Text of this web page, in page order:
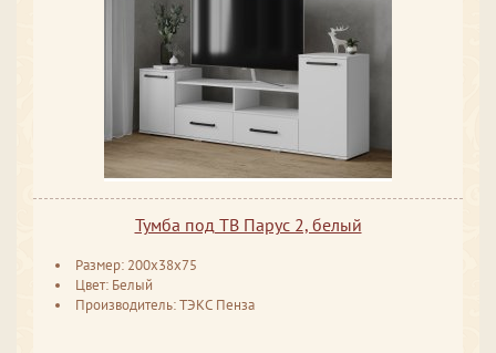
Тумба под ТВ Парус 2, белый
Размер: 200x38x75
Цвет: Белый
Производитель: ТЭКС Пенза